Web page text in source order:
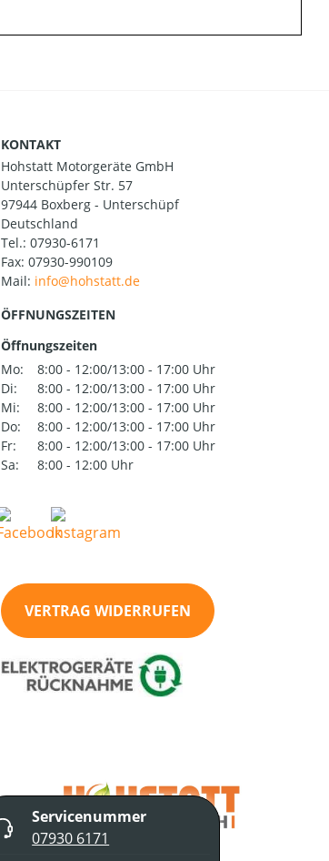
KONTAKT
Hohstatt Motorgeräte GmbH
Unterschüpfer Str. 57
97944 Boxberg - Unterschüpf
Deutschland
Tel.: 07930-6171
Fax: 07930-990109
Mail:
ÖFFNUNGSZEITEN
Öffnungszeiten
Mo:
8:00 - 12:00/13:00 - 17:00 Uhr
Di:
8:00 - 12:00/13:00 - 17:00 Uhr
Mi:
8:00 - 12:00/13:00 - 17:00 Uhr
Do:
8:00 - 12:00/13:00 - 17:00 Uhr
Fr:
8:00 - 12:00/13:00 - 17:00 Uhr
Sa:
8:00 - 12:00 Uhr
VERTRAG WIDERRUFEN
Servicenummer
07930 6171